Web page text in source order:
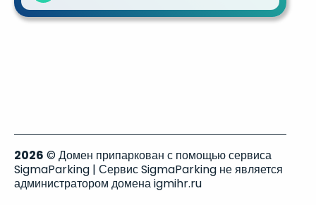
2026 © Домен припаркован с помощью сервиса
SigmaParking | Сервис SigmaParking не является
администратором домена igmihr.ru